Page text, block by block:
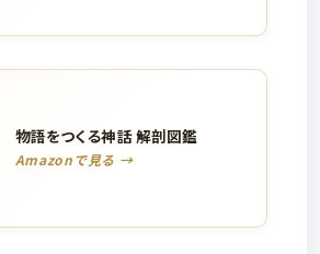
物語をつくる神話 解剖図鑑
Amazonで見る →